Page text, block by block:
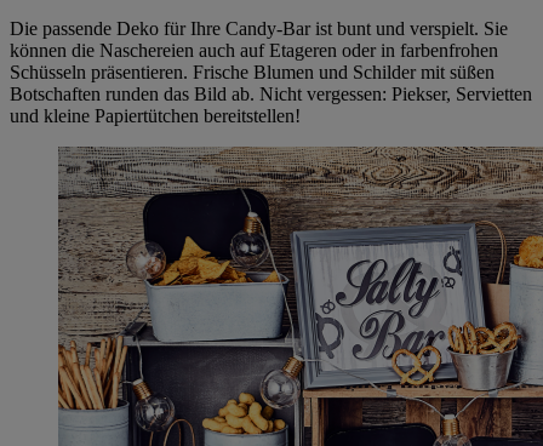
Die passende Deko für Ihre Candy-Bar ist bunt und verspielt. Sie
können die Naschereien auch auf Etageren oder in farbenfrohen
Schüsseln präsentieren. Frische Blumen und Schilder mit süßen
Botschaften runden das Bild ab. Nicht vergessen: Piekser, Servietten
und kleine Papiertütchen bereitstellen!